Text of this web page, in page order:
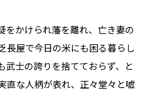
をかけられ藩を離れ、亡き妻の
長屋で今日の米にも困る暮らし
武士の誇りを捨てておらず、と
直な人柄が表れ、正々堂々と嘘